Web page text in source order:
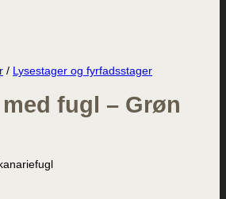
/ Lysestager og fyrfadsstager
fugl – Grøn